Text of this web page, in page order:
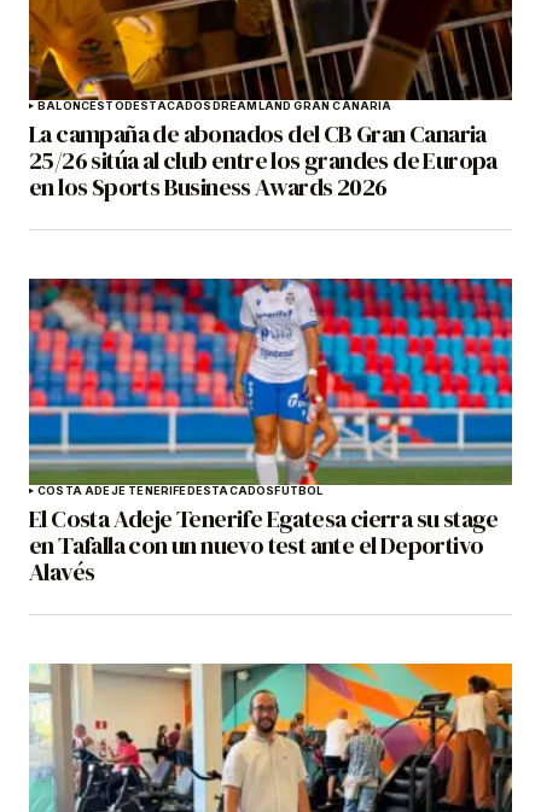
BALONCESTODESTACADOSDREAMLAND GRAN CANARIA
La campaña de abonados del CB Gran Canaria
25/26 sitúa al club entre los grandes de Europa
en los Sports Business Awards 2026
COSTA ADEJE TENERIFEDESTACADOSFÚTBOL
El Costa Adeje Tenerife Egatesa cierra su stage
en Tafalla con un nuevo test ante el Deportivo
Alavés